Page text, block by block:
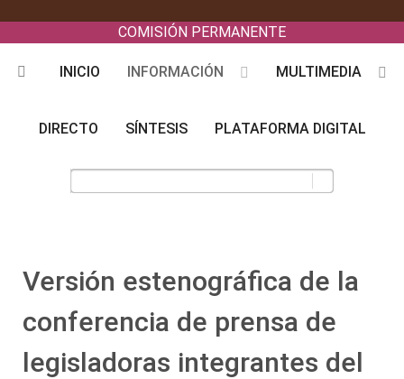
COMISIÓN PERMANENTE
INICIO INFORMACIÓN MULTIMEDIA
DIRECTO SÍNTESIS PLATAFORMA DIGITAL
Versión estenográfica de la
conferencia de prensa de
legisladoras integrantes del